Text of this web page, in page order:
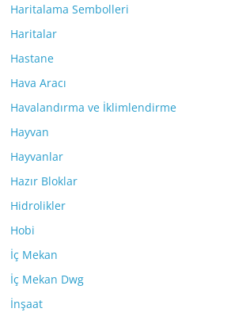
Haritalama Sembolleri
Haritalar
Hastane
Hava Aracı
Havalandırma ve İklimlendirme
Hayvan
Hayvanlar
Hazır Bloklar
Hidrolikler
Hobi
İç Mekan
İç Mekan Dwg
İnşaat